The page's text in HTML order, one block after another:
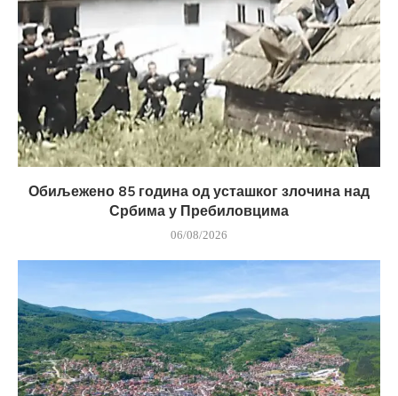
Обиљежено 85 година од усташког злочина над
Србима у Пребиловцима
06/08/2026